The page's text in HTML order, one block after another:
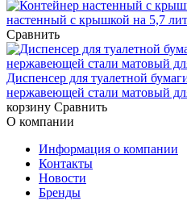
настенный с крышкой на 5,7
Сравнить
Диспенсер для туалетной
нержавеющей стали матовый
корзину Сравнить
О компании
Информация о компании
Контакты
Новости
Бренды